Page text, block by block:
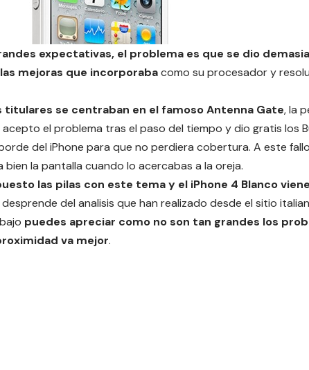
expectativas, el problema es que se dio
mejoras que incorporabacomo su procesador y
se centraban en el famoso Antenna Gate, la
el problema tras el paso del tiempo y dio gratis los
del iPhone para que no perdiera cobertura. A este
bien la pantalla cuando lo acercabas a la oreja.
las pilas con este tema y el iPhone 4 Blanco
del analisis que han realizado desde el sitio
puedes apreciar como no son tan grandes los
va mejor.